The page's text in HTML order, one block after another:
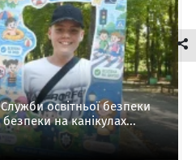
освітньої безпеки
на канікулах...